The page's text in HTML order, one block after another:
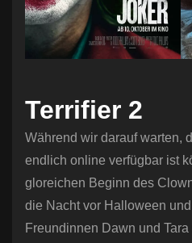
Terrifier 2
Während wir darauf warten,
endlich online verfügbar ist
gloreichen Beginn des
die Nacht vor Halloween
Freundinnen Dawn und